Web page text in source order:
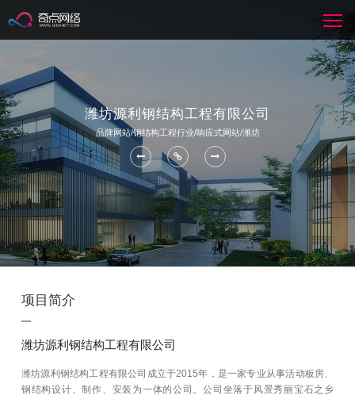
潍坊源利钢结构工程有限公司
品牌网站/钢结构工程行业/响应式网站/潍坊
项目简介
潍坊源利钢结构工程有限公司
潍坊源利钢结构工程有限公司成立于2015年，是一家专业从事活动板房、
钢结构设计、制作、安装为一体的公司。公司坐落于风景秀丽宝石之乡